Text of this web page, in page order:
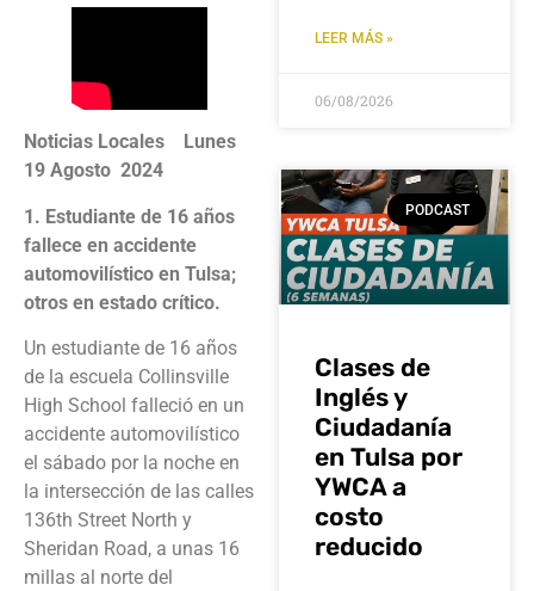
Noticias Locales Lunes
19 Agosto 2024
1. Estudiante de 16 años
fallece en accidente
automovilístico en Tulsa;
otros en estado crítico.
Un estudiante de 16 años
de la escuela Collinsville
High School falleció en un
accidente automovilístico
el sábado por la noche en
la intersección de las calles
136th Street North y
Sheridan Road, a unas 16
millas al norte del
LEER MÁS »
06/08/2026
PODCAST
Clases de
Inglés y
Ciudadanía
en Tulsa por
YWCA a
costo
reducido